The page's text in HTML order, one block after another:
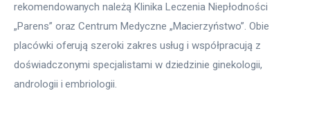
rekomendowanych należą Klinika Leczenia Niepłodności
„Parens” oraz Centrum Medyczne „Macierzyństwo”. Obie
placówki oferują szeroki zakres usług i współpracują z
doświadczonymi specjalistami w dziedzinie ginekologii,
andrologii i embriologii.